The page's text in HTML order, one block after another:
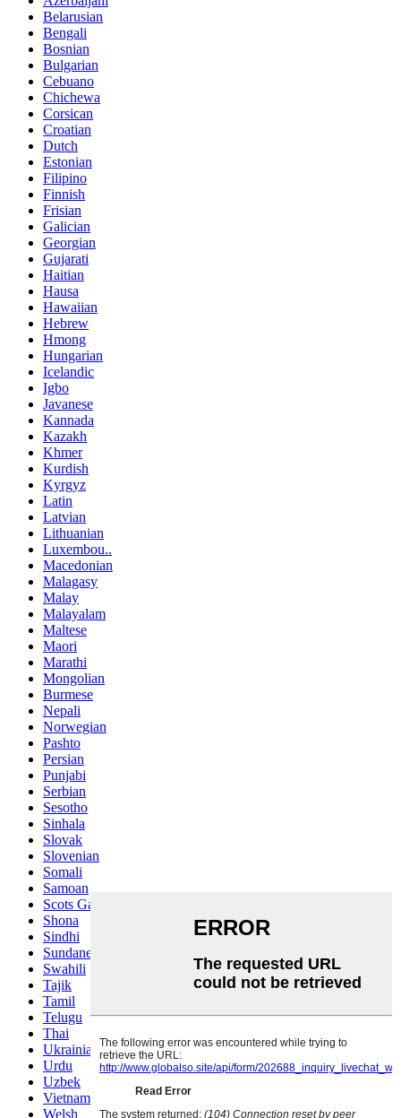
Belarusian
Bengali
Bosnian
Bulgarian
Cebuano
Chichewa
Corsican
Croatian
Dutch
Estonian
Filipino
Finnish
Frisian
Galician
Georgian
Gujarati
Haitian
Hausa
Hawaiian
Hebrew
Hmong
Hungarian
Icelandic
Igbo
Javanese
Kannada
Kazakh
Khmer
Kurdish
Kyrgyz
Latin
Latvian
Lithuanian
Luxembou..
Macedonian
Malagasy
Malay
Malayalam
Maltese
Maori
Marathi
Mongolian
Burmese
Nepali
Norwegian
Pashto
Persian
Punjabi
Serbian
Sesotho
Sinhala
Slovak
Slovenian
Somali
Samoan
Scots Gaelic
Shona
Sindhi
Sundanese
Swahili
Tajik
Tamil
Telugu
Thai
Ukrainian
Urdu
Uzbek
Vietnamese
Welsh